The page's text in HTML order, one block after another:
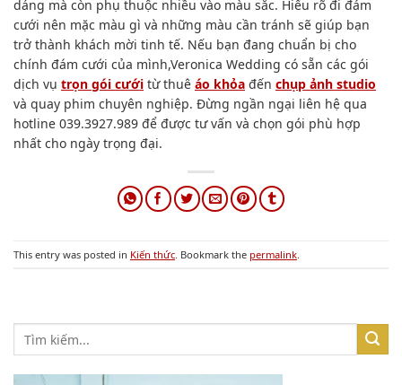
dáng mà còn phụ thuộc nhiều vào màu sắc. Hiểu rõ đi đám
cưới nên mặc màu gì và những màu cần tránh sẽ giúp bạn
trở thành khách mời tinh tế. Nếu bạn đang chuẩn bị cho
chính đám cưới của mình,Veronica Wedding có sẵn các gói
dịch vụ trọn gói cưới từ thuê áo khỏa đến chụp ảnh studio
và quay phim chuyên nghiệp. Đừng ngần ngại liên hệ qua
hotline 039.3927.989 để được tư vấn và chọn gói phù hợp
nhất cho ngày trọng đại.
This entry was posted in Kiến thức . Bookmark the permalink